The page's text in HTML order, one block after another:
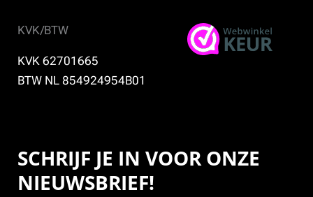
KVK/BTW
KVK 62701665
BTW NL 854924954B01
SCHRIJF JE IN VOOR ONZE
NIEUWSBRIEF!